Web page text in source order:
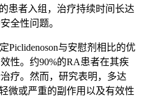
患者入组 ，治疗持续时间长达
全性问题。
Piclidenoson与安慰剂相比的优
性。约90%的RA患者在其疾
疗。然而，研究表明，多达
微或严重的副作用以及有效性